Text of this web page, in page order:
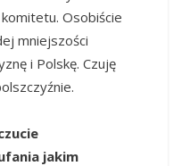
Osobiście
mniejszości
i Polskę. Czuję
jakim